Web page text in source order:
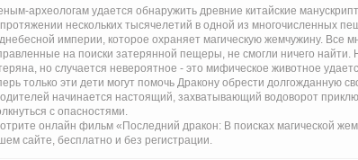
археологам удается обнаружить древние китайские
нескольких тысячелетий в одной из многочисленных
империи, которое охраняет магическую жемчужину. Все
на поиски затерянной пещеры, не смогли ничего найти.
но случается невероятное - это мифическое животное
только эти дети могут помочь Дракону обрести долгожданную
начинается настоящий, захватывающий водоворот
с опасностями.
онлайн фильм «Последний дракон: В поисках магической
сайте, бесплатно и без регистрации.